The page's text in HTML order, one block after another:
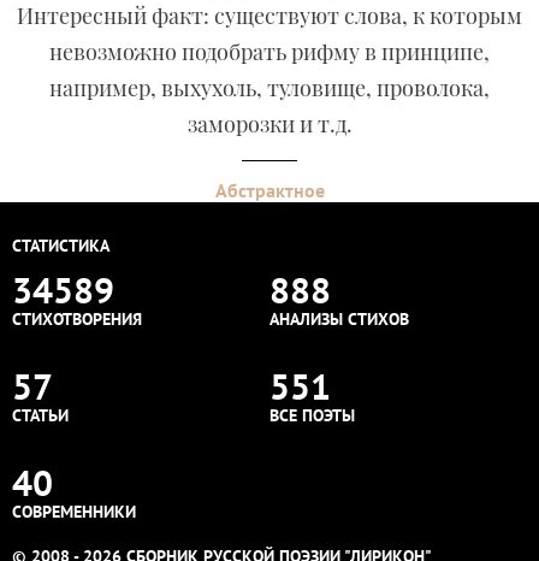
Интересный факт: существуют слова, к которым
невозможно подобрать рифму в принципе,
например, выхухоль, туловище, проволока,
заморозки и т.д.
Абстрактное
СТАТИСТИКА
34589
СТИХОТВОРЕНИЯ
888
АНАЛИЗЫ СТИХОВ
57
СТАТЬИ
551
ВСЕ ПОЭТЫ
40
СОВРЕМЕННИКИ
© 2008 - 2026 СБОРНИК РУССКОЙ ПОЭЗИИ "ЛИРИКОН"